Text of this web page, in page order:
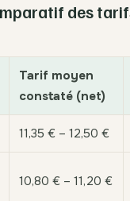
des
Tarif moyen
constaté (net)
11,35 € – 12,50 €
10,80 € – 11,20 €